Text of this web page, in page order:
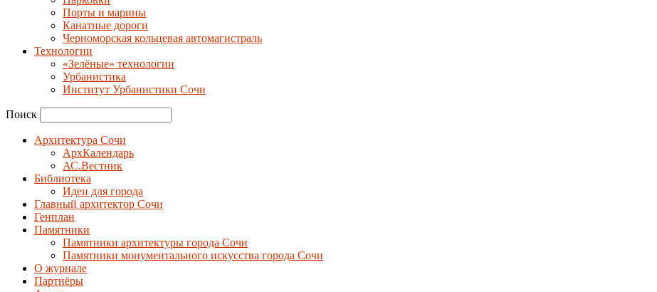
Порты и марины
Канатные дороги
Черноморская кольцевая автомагистраль
Технологии
«Зелёные» технологии
Урбанистика
Институт Урбанистики Сочи
Поиск
Архитектура Сочи
АрхКалендарь
АС.Вестник
Библиотека
Идеи для города
Главный архитектор Сочи
Генплан
Памятники
Памятники архитектуры города Сочи
Памятники монументального искусства города Сочи
О журнале
Партнёры